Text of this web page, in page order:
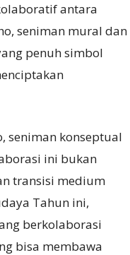
antara
seniman mural dan
penuh simbol
seniman konseptual
ini bukan
transisi medium
Tahun ini,
berkolaborasi
bisa membawa